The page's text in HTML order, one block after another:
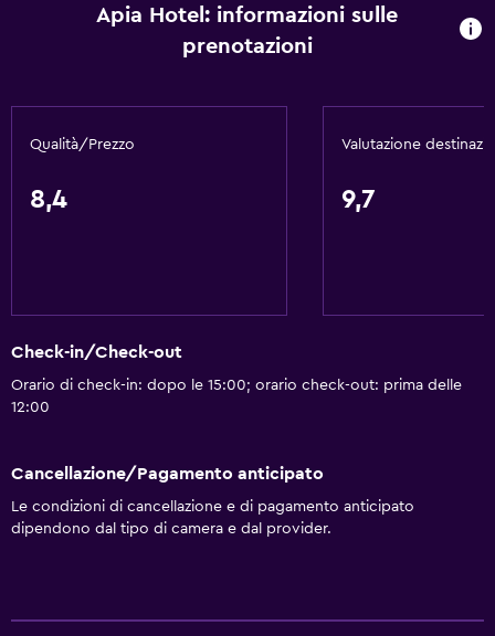
Generale
Divano-letto
Deposito disponibile
Asciugacapelli
Apia Hotel: informazioni sulle
prenotazioni
Qualità/Prezzo
8,4
Valutazione
9,7
Check-in/Check-out
Orario di check-in: dopo le 15:00; orario check-out: prima delle
12:00
Cancellazione/Pagamento anticipato
Le condizioni di cancellazione e di pagamento anticipato
dipendono dal tipo di camera e dal provider.